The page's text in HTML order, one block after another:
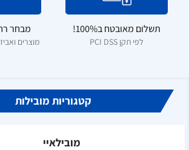
תשלום מאובטח ב100%!
לפי תקן PCI DSS
מבחר
מוצרים
קטגוריות מובילות
מובילאיי